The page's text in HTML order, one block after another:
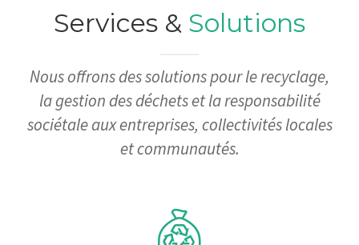
Services & Solutions
Nous offrons des solutions pour le recyclage,
la gestion des déchets et la responsabilité
sociétale aux entreprises, collectivités locales
et communautés.